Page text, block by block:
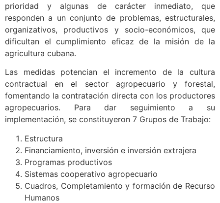
prioridad y algunas de carácter inmediato, que
responden a un conjunto de problemas, estructurales,
organizativos, productivos y socio-económicos, que
dificultan el cumplimiento eficaz de la misión de la
agricultura cubana.
Las medidas potencian el incremento de la cultura
contractual en el sector agropecuario y forestal,
fomentando la contratación directa con los productores
agropecuarios. Para dar seguimiento a su
implementación, se constituyeron 7 Grupos de Trabajo:
Estructura
Financiamiento, inversión e inversión extrajera
Programas productivos
Sistemas cooperativo agropecuario
Cuadros, Completamiento y formación de Recurso
Humanos